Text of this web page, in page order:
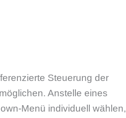
Steuerung der
Anstelle eines
Menü individuell wählen,